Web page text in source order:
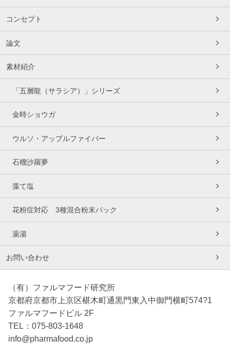
コンセプト
論文
素材紹介
「五層龍（サラシア）」シリーズ
金時ショウガ
ウルソ・アップルファイバー
石榴沙羅夢
藻て塩
花粉症対応 3種混合粉末パック
薬湯
お問い合わせ
（有）ファルマフード研究所
京都府京都市上京区椹木町通黒門東入中御門横町574?1
ファルマフードビル 2F
TEL：075-803-1648
info@pharmafood.co.jp